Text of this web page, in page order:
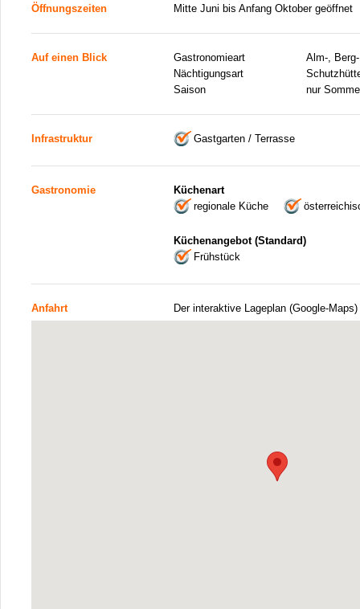
Öffnungszeiten Mitte Juni bis Anfang Oktober geöffnet
Auf einen Blick Gastronomieart
Alm-,
Nächtigungsart
Saison
nur
Infrastruktur Gastgarten / Terrasse
Gastronomie
Küchenart
regionale Küche
Küchenangebot (Standard)
Frühstück
Anfahrt Der interaktive Lageplan (Google-